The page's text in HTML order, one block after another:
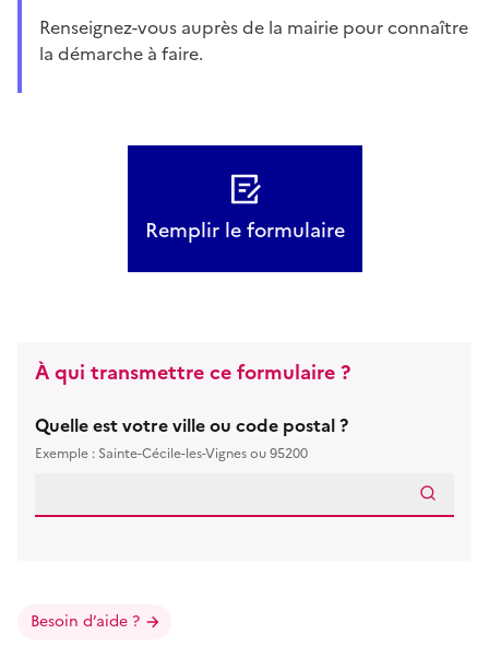
Renseignez-vous auprès de la mairie pour connaître
la démarche à faire.
Remplir le formulaire
À qui transmettre ce formulaire ?
Quelle est votre ville ou code postal ?
Exemple : Sainte-Cécile-les-Vignes ou 95200
Besoin d’aide ?